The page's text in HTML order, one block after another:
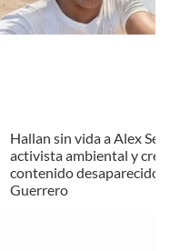
Hallan sin vida a Alex
activista ambiental y
contenido desaparecido
Guerrero